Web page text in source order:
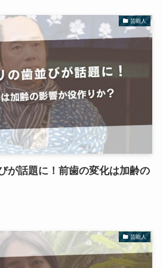
芸能人
が話題に！前歯の変化は加齢の
芸能人